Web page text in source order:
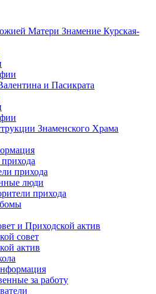
Матери Знамение Курская-
и Пасикрата
Знаменского Храма
прихода
люди
прихода
и Приходской актив
совет
актив
за работу